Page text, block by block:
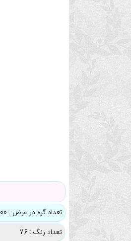
تعداد گره در عرض : 700 (104 سانتی متر)
تعداد رنگ : 76